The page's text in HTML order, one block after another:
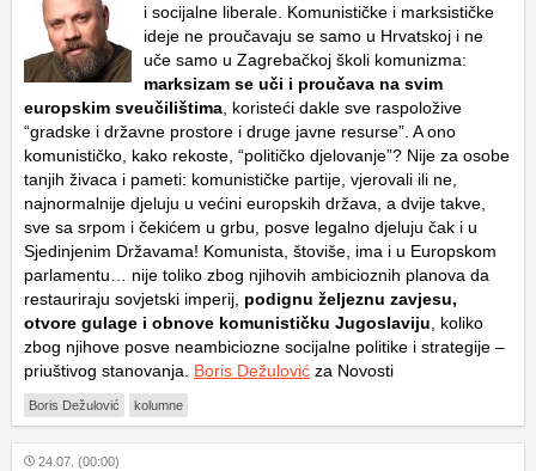
i socijalne liberale. Komunističke i marksističke
ideje ne proučavaju se samo u Hrvatskoj i ne
uče samo u Zagrebačkoj školi komunizma:
marksizam se uči i proučava na svim
europskim sveučilištima , koristeći dakle sve raspoložive
“gradske i državne prostore i druge javne resurse”. A ono
komunističko, kako rekoste, “političko djelovanje”? Nije za osobe
tanjih živaca i pameti: komunističke partije, vjerovali ili ne,
najnormalnije djeluju u većini europskih država, a dvije takve,
sve sa srpom i čekićem u grbu, posve legalno djeluju čak i u
Sjedinjenim Državama! Komunista, štoviše, ima i u Europskom
parlamentu… nije toliko zbog njihovih ambicioznih planova da
restauriraju sovjetski imperij, podignu željeznu zavjesu,
otvore gulage i obnove komunističku Jugoslaviju , koliko
zbog njihove posve neambiciozne socijalne politike i strategije –
priuštivog stanovanja. Boris Dežulović za Novosti
Boris Dežulović kolumne
24.07. (00:00)